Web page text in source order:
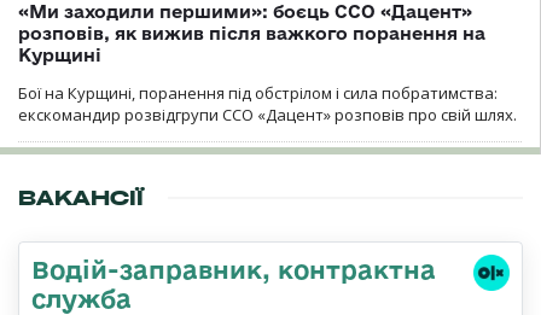
«Ми заходили першими»: боєць ССО «Дацент»
розповів, як вижив після важкого поранення на
Курщині
Бої на Курщині, поранення під обстрілом і сила побратимства:
екскомандир розвідгрупи ССО «Дацент» розповів про свій шлях.
ВАКАНСІЇ
Водій-заправник, контрактна
служба